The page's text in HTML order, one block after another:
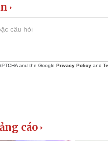
and the Google Privacy Policy and